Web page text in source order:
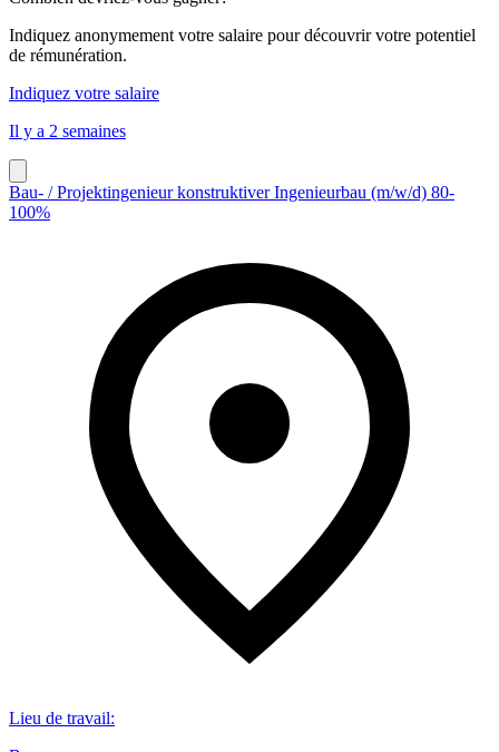
Indiquez anonymement votre salaire pour découvrir votre potentiel
de rémunération.
Indiquez votre salaire
Il y a 2 semaines
Bau- / Projektingenieur konstruktiver Ingenieurbau (m/w/d) 80-
100%
Lieu de travail: